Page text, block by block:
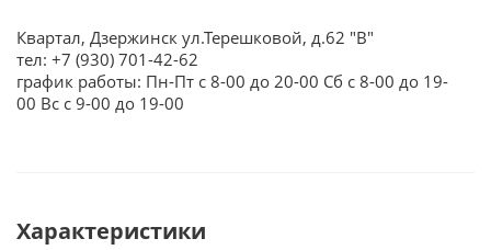
Квартал, Дзержинск ул.Терешковой, д.62 "В"
тел: +7 (930) 701-42-62
график работы: Пн-Пт с 8-00 до 20-00 Сб с 8-00 до 19-
00 Вс с 9-00 до 19-00
Характеристики